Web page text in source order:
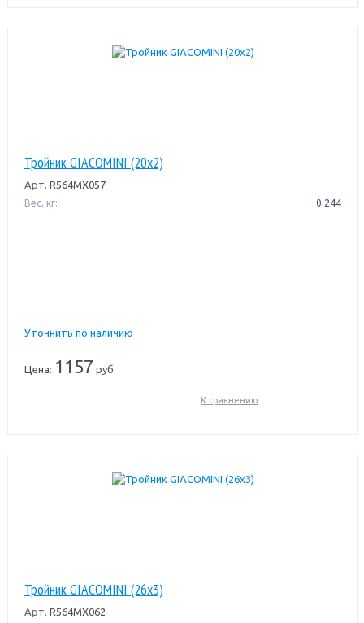
Тройник GIACOMINI (20x2)
Арт. R564MX057
Вес, кг: 0.244
Уточнить по наличию
Цена: 1157 руб.
К сравнению
Тройник GIACOMINI (26x3)
Арт. R564MX062